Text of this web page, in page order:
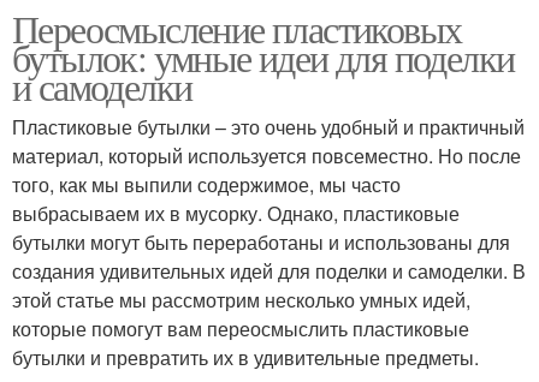
Переосмысление пластиковых
бутылок: умные идеи для поделки
и самоделки
Пластиковые бутылки – это очень удобный и практичный
материал, который используется повсеместно. Но после
того, как мы выпили содержимое, мы часто
выбрасываем их в мусорку. Однако, пластиковые
бутылки могут быть переработаны и использованы для
создания удивительных идей для поделки и самоделки. В
этой статье мы рассмотрим несколько умных идей,
которые помогут вам переосмыслить пластиковые
бутылки и превратить их в удивительные предметы.